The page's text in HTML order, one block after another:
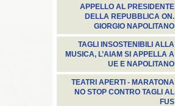
APPELLO AL PRESIDENTE
DELLA REPUBBLICA ON.
GIORGIO NAPOLITANO
TAGLI INSOSTENIBILI ALLA
MUSICA, L’AIAM SI APPELLA A
UE E NAPOLITANO
TEATRI APERTI - MARATONA
NO STOP CONTRO TAGLI AL
FUS